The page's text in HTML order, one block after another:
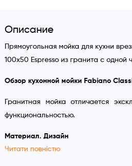
Описание
Прямоугольная мойка для кухни
100x50 Espresso из гранита с одной
Обзор кухонной мойки Fabiano
Гранитная мойка отличается
функциональностью.
Материал. Дизайн
Читати повністю